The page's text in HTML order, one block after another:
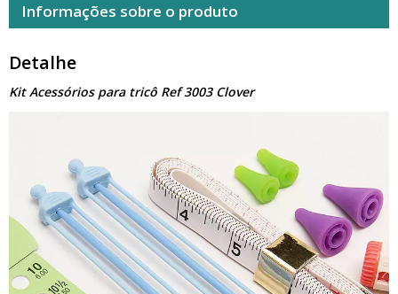
Informações sobre o produto
Detalhe
Kit Acessórios para tricô Ref 3003 Clover